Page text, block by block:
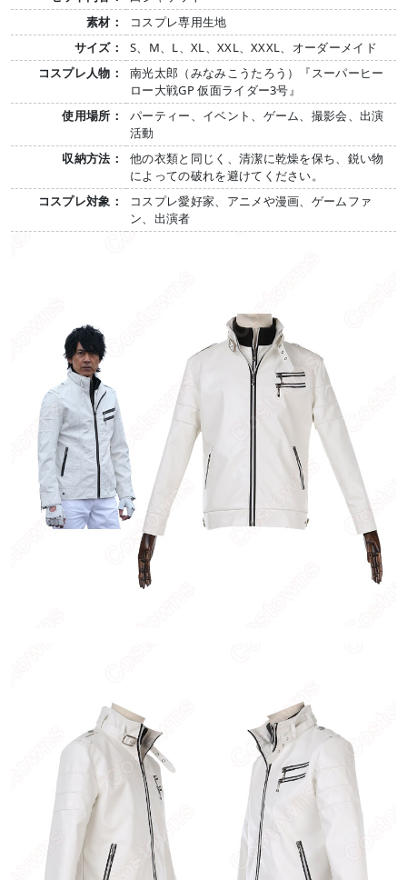
素材：
コスプレ専用生地
サイズ：
S、M、L、XL、XXL、XXXL、オーダーメイド
コスプレ人物：
南光太郎（みなみこうたろう）『スーパーヒー
ロー大戦GP 仮面ライダー3号』
使用場所：
パーティー、イベント、ゲーム、撮影会、出演
活動
収納方法：
他の衣類と同じく、清潔に乾燥を保ち、鋭い物
によっての破れを避けてください。
コスプレ対象：
コスプレ愛好家、アニメや漫画、ゲームファ
ン、出演者